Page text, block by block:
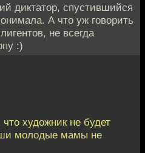
диктатор, спустившийся
А что уж говорить
не всегда
:)
художник не будет
молодые мамы не